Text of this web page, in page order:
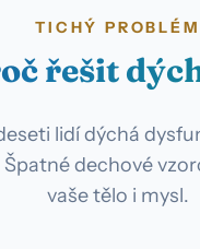
TICHÝ PROBLÉM
řešit
lidí dýchá
dechové
vaše tělo i mysl.